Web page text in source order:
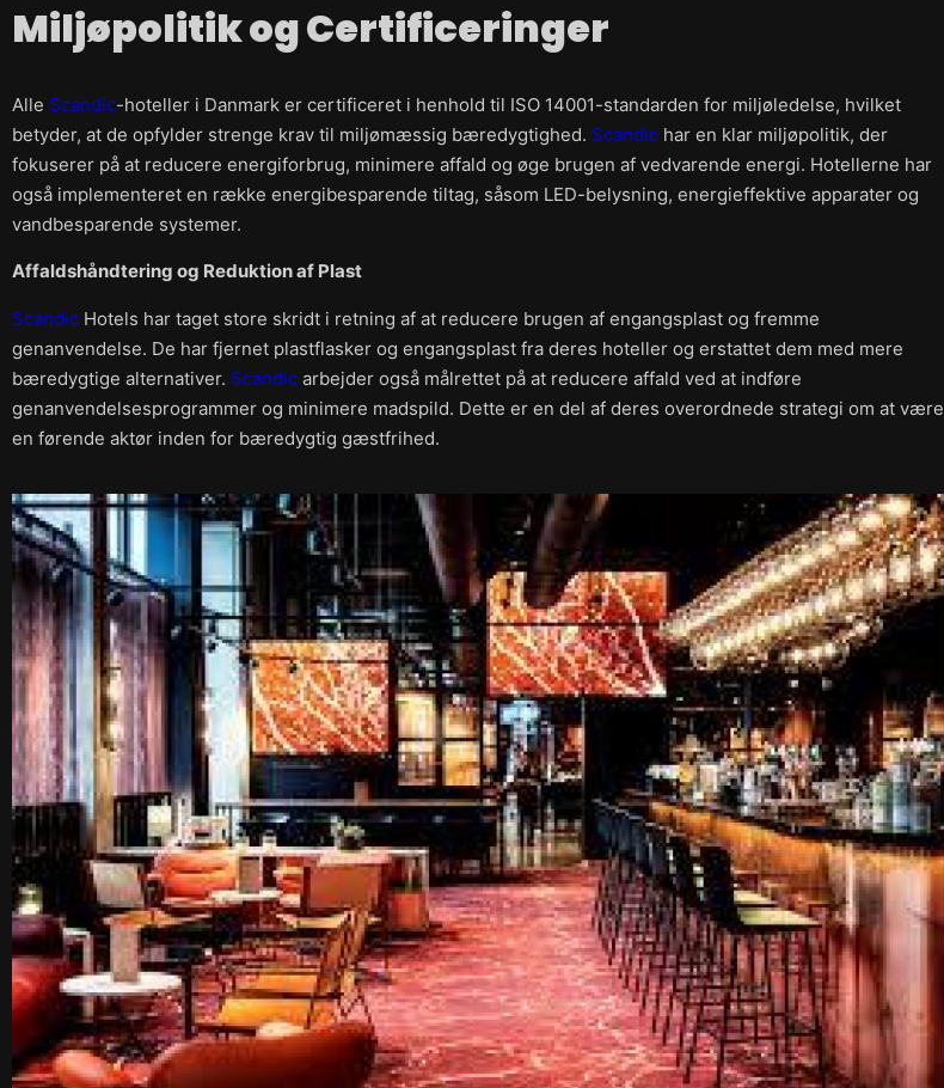
Miljøpolitik og Certificeringer
Alle Scandic-hoteller i Danmark er certificeret i henhold til ISO 14001-standarden for miljøledelse, hvilket
betyder, at de opfylder strenge krav til miljømæssig bæredygtighed. Scandic har en klar miljøpolitik, der
fokuserer på at reducere energiforbrug, minimere affald og øge brugen af vedvarende energi. Hotellerne har
også implementeret en række energibesparende tiltag, såsom LED-belysning, energieffektive apparater og
vandbesparende systemer.
Affaldshåndtering og Reduktion af Plast
Scandic Hotels har taget store skridt i retning af at reducere brugen af engangsplast og fremme
genanvendelse. De har fjernet plastflasker og engangsplast fra deres hoteller og erstattet dem med mere
bæredygtige alternativer. Scandic arbejder også målrettet på at reducere affald ved at indføre
genanvendelsesprogrammer og minimere madspild. Dette er en del af deres overordnede strategi om at være
en førende aktør inden for bæredygtig gæstfrihed.